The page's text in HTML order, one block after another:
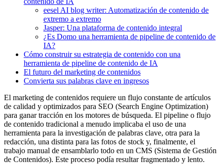
eesel AI blog writer: Automatización de contenido de
extremo a extremo
Jasper: Una plataforma de contenido integral
¿Es Domo una herramienta de pipeline de contenido de
IA?
Cómo construir su estrategia de contenido con una
herramienta de pipeline de contenido de IA
El futuro del marketing de contenidos
Convierta sus palabras clave en ingresos
El marketing de contenidos requiere un flujo constante de artículos
de calidad y optimizados para SEO (Search Engine Optimization)
para ganar tracción en los motores de búsqueda. El pipeline o flujo
de contenido tradicional a menudo implicaba el uso de una
herramienta para la investigación de palabras clave, otra para la
redacción, una distinta para las fotos de stock y, finalmente, el
trabajo manual de ensamblarlo todo en un CMS (Sistema de Gestión
de Contenidos). Este proceso podía resultar fragmentado y lento.